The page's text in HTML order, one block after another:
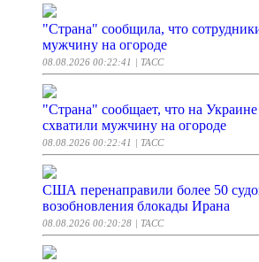
"Страна" сообщила, что
мужчину на огороде
08.08.2026 00:22:41 | ТАСС
"Страна" сообщает, что на
схватили мужчину на огороде
08.08.2026 00:22:41 | ТАСС
США перенаправили более 50
возобновления блокады Ирана
08.08.2026 00:20:28 | ТАСС